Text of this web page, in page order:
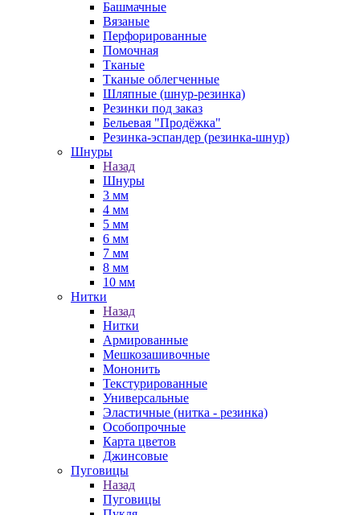
Башмачные
Вязаные
Перфорированные
Помочная
Тканые
Тканые облегченные
Шляпные (шнур-резинка)
Резинки под заказ
Бельевая "Продёжка"
Резинка-эспандер (резинка-шнур)
Шнуры
Назад
Шнуры
3 мм
4 мм
5 мм
6 мм
7 мм
8 мм
10 мм
Нитки
Назад
Нитки
Армированные
Мешкозашивочные
Мононить
Текстурированные
Универсальные
Эластичные (нитка - резинка)
Особопрочные
Карта цветов
Джинсовые
Пуговицы
Назад
Пуговицы